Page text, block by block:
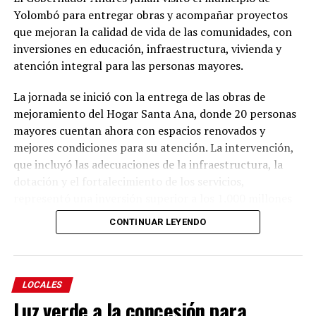
Yolombó para entregar obras y acompañar proyectos
que mejoran la calidad de vida de las comunidades, con
inversiones en educación, infraestructura, vivienda y
atención integral para las personas mayores.
La jornada se inició con la entrega de las obras de
mejoramiento del Hogar Santa Ana, donde 20 personas
mayores cuentan ahora con espacios renovados y
mejores condiciones para su atención. La intervención,
que incluyó las adecuaciones de la infraestructura, la
de pesos, de los cuales la Gobernación de Antioquia
aportó 914 millones y la Alcaldía de Yolombó 101
La intervención incluyó la renovación de la cubierta, la
modernización de las instalaciones sanitarias y de
CONTINUAR LEYENDO
LOCALES